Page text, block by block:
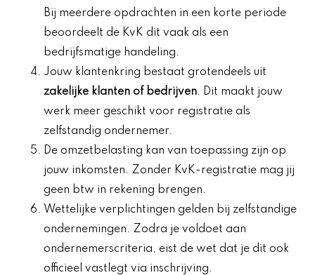
Bij meerdere opdrachten in een korte periode
beoordeelt de KvK dit vaak als een
bedrijfsmatige handeling.
Jouw klantenkring bestaat grotendeels uit
zakelijke klanten of bedrijven. Dit maakt jouw
werk meer geschikt voor registratie als
zelfstandig ondernemer.
De omzetbelasting kan van toepassing zijn op
jouw inkomsten. Zonder KvK-registratie mag jij
geen btw in rekening brengen.
Wettelijke verplichtingen gelden bij zelfstandige
ondernemingen. Zodra je voldoet aan
ondernemerscriteria, eist de wet dat je dit ook
officieel vastlegt via inschrijving.